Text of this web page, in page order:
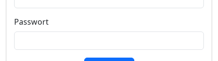
Passwort